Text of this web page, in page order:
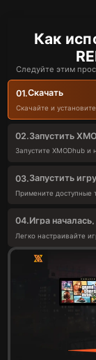
Как
Следуйте этим
01.Скачать
Скачайте и
02.Запустить
Запустите XMODhub и
03.Запустить игру
Примените доступные
04.Игра
Легко настраивайте